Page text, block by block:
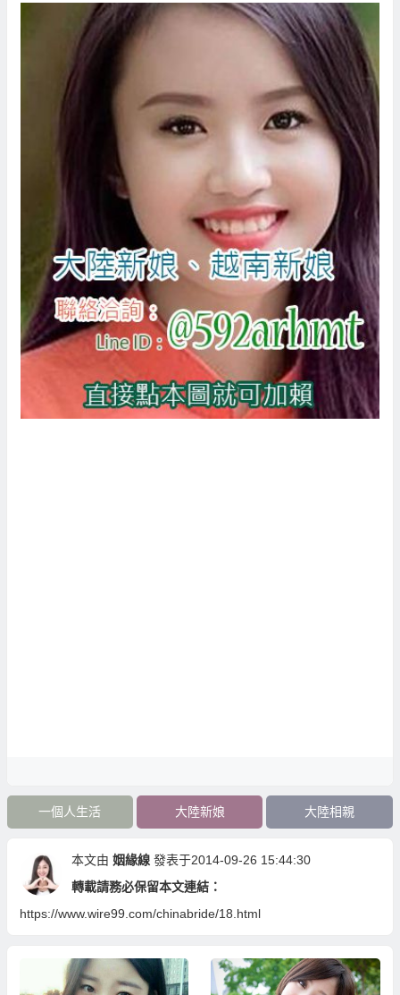
一個人生活 大陸新娘 大陸相親
本文由 姻緣線 發表于2014-09-26 15:44:30
轉載請務必保留本文連結：
https://www.wire99.com/chinabride/18.html